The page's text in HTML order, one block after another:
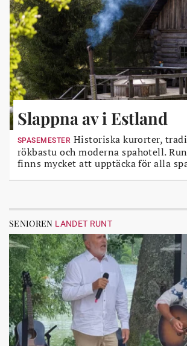
Slappna av i Estland
SPASEMESTER Historiska kurorter,
rökbastu och moderna spahotell.
finns mycket att upptäcka för alla
SENIOREN LANDET RUNT